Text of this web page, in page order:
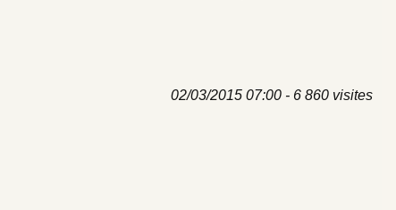
02/03/2015 07:00 - 6 860 visites